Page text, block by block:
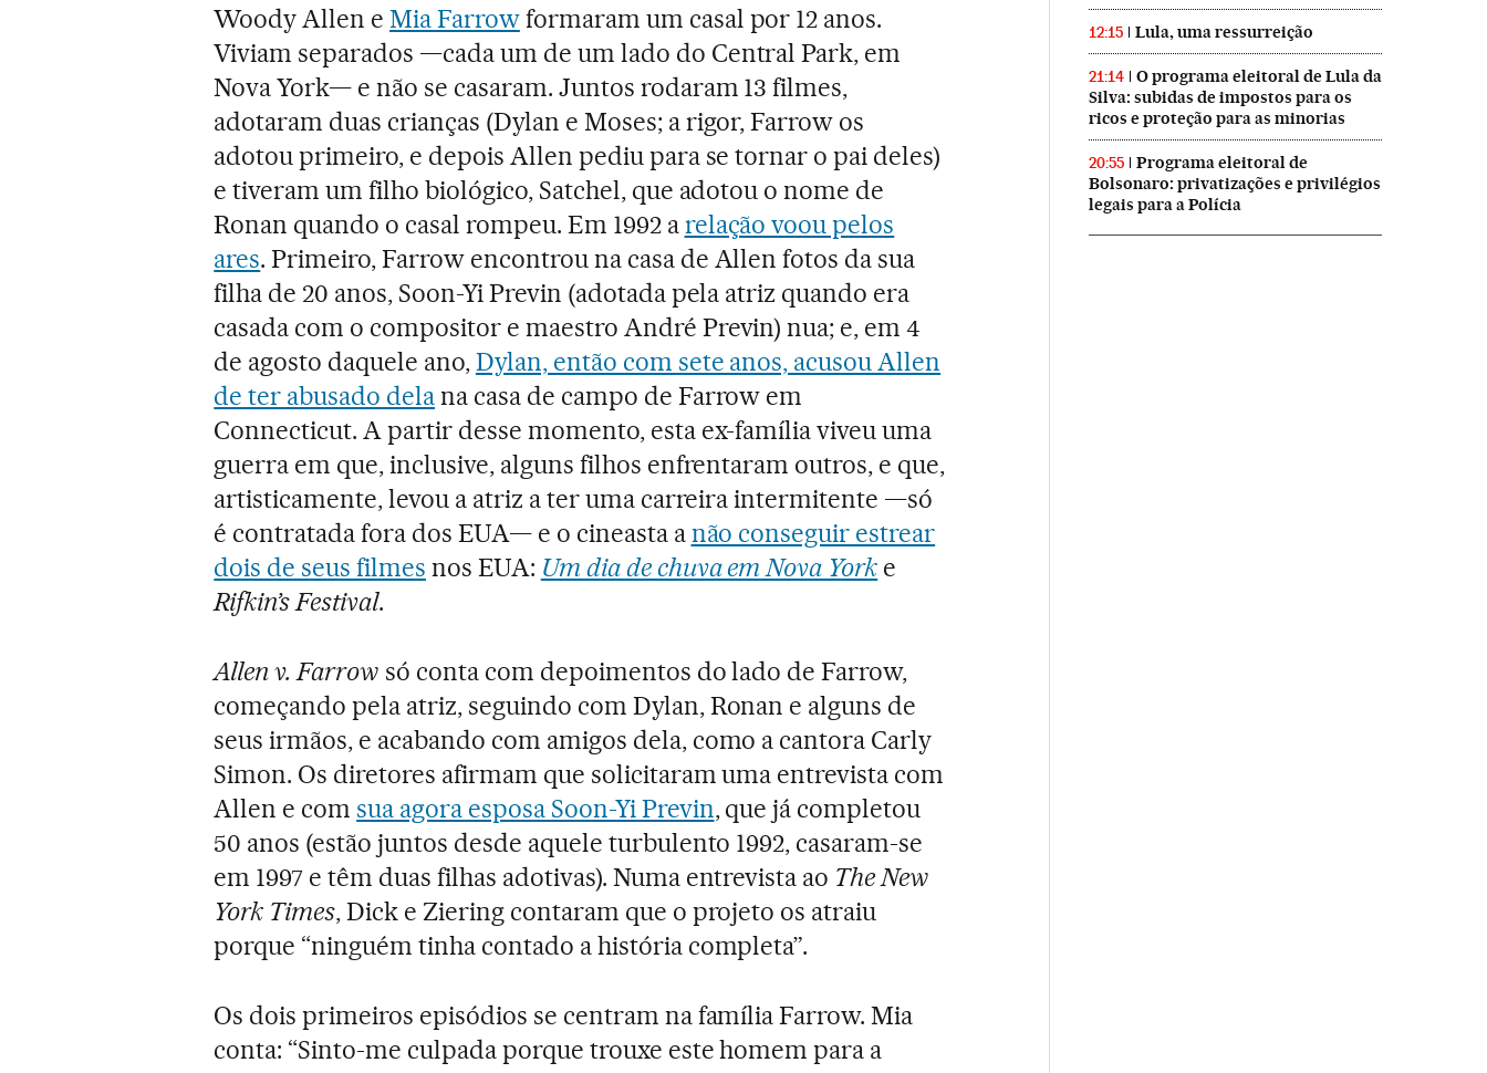
Woody Allen eMia Farrowformaram um casal por 12 anos.
Viviam separados —cada um de um lado do Central Park, em
Nova York— e não se casaram. Juntos rodaram 13 filmes,
adotaram duas crianças (Dylan e Moses; a rigor, Farrow os
adotou primeiro, e depois Allen pediu para se tornar o pai deles)
e tiveram um filho biológico, Satchel, que adotou o nome de
Ronan quando o casal rompeu. Em 1992 arelação voou pelos
ares. Primeiro, Farrow encontrou na casa de Allen fotos da sua
filha de 20 anos, Soon-Yi Previn (adotada pela atriz quando era
casada com o compositor e maestro André Previn) nua; e, em 4
de agosto daquele ano,Dylan, então com sete anos, acusou Allen
de ter abusado delana casa de campo de Farrow em
Connecticut. A partir desse momento, esta ex-família viveu uma
guerra em que, inclusive, alguns filhos enfrentaram outros, e que,
artisticamente, levou a atriz a ter uma carreira intermitente —só
é contratada fora dos EUA— e o cineasta anão conseguir estrear
dois de seus filmes nos EUA: Um dia de chuva em Nova York e
Rifkin’s Festival.
Allen v. Farrow só conta com depoimentos do lado de Farrow,
começando pela atriz, seguindo com Dylan, Ronan e alguns de
seus irmãos, e acabando com amigos dela, como a cantora Carly
Simon. Os diretores afirmam que solicitaram uma entrevista com
Allen e comsua agora esposa Soon-Yi Previn, que já completou
50 anos (estão juntos desde aquele turbulento 1992, casaram-se
em 1997 e têm duas filhas adotivas). Numa entrevista ao The New
York Times, Dick e Ziering contaram que o projeto os atraiu
porque “ninguém tinha contado a história completa”.
Os dois primeiros episódios se centram na família Farrow. Mia
conta: “Sinto-me culpada porque trouxe este homem para a
12:15 Lula, uma ressurreição
21:14
O programa eleitoral de Lula da
Silva: subidas de impostos para os
ricos e proteção para as minorias
20:55
Programa eleitoral de
Bolsonaro: privatizações e privilégios
legais para a Polícia